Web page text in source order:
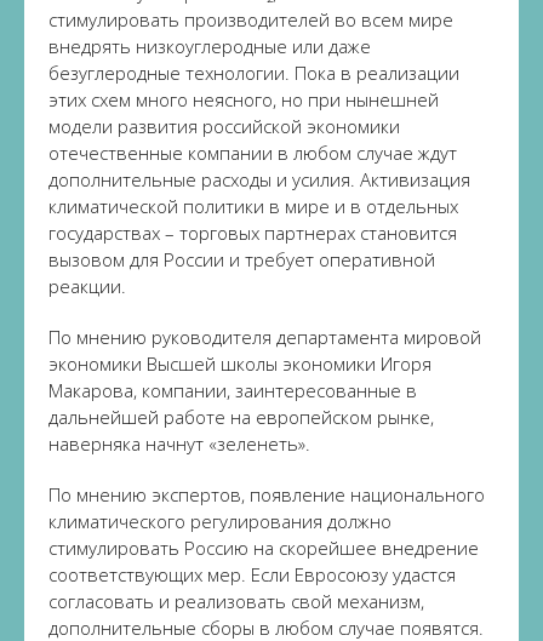
стимулировать производителей во всем мире
внедрять низкоуглеродные или даже
безуглеродные технологии. Пока в реализации
этих схем много неясного, но при нынешней
модели развития российской экономики
отечественные компании в любом случае ждут
дополнительные расходы и усилия. Активизация
климатической политики в мире и в отдельных
государствах – торговых партнерах становится
вызовом для России и требует оперативной
реакции.
По мнению руководителя департамента мировой
экономики Высшей школы экономики Игоря
Макарова, компании, заинтересованные в
дальнейшей работе на европейском рынке,
наверняка начнут «зеленеть».
По мнению экспертов, появление национального
климатического регулирования должно
стимулировать Россию на скорейшее внедрение
соответствующих мер. Если Евросоюзу удастся
согласовать и реализовать свой механизм,
дополнительные сборы в любом случае появятся.